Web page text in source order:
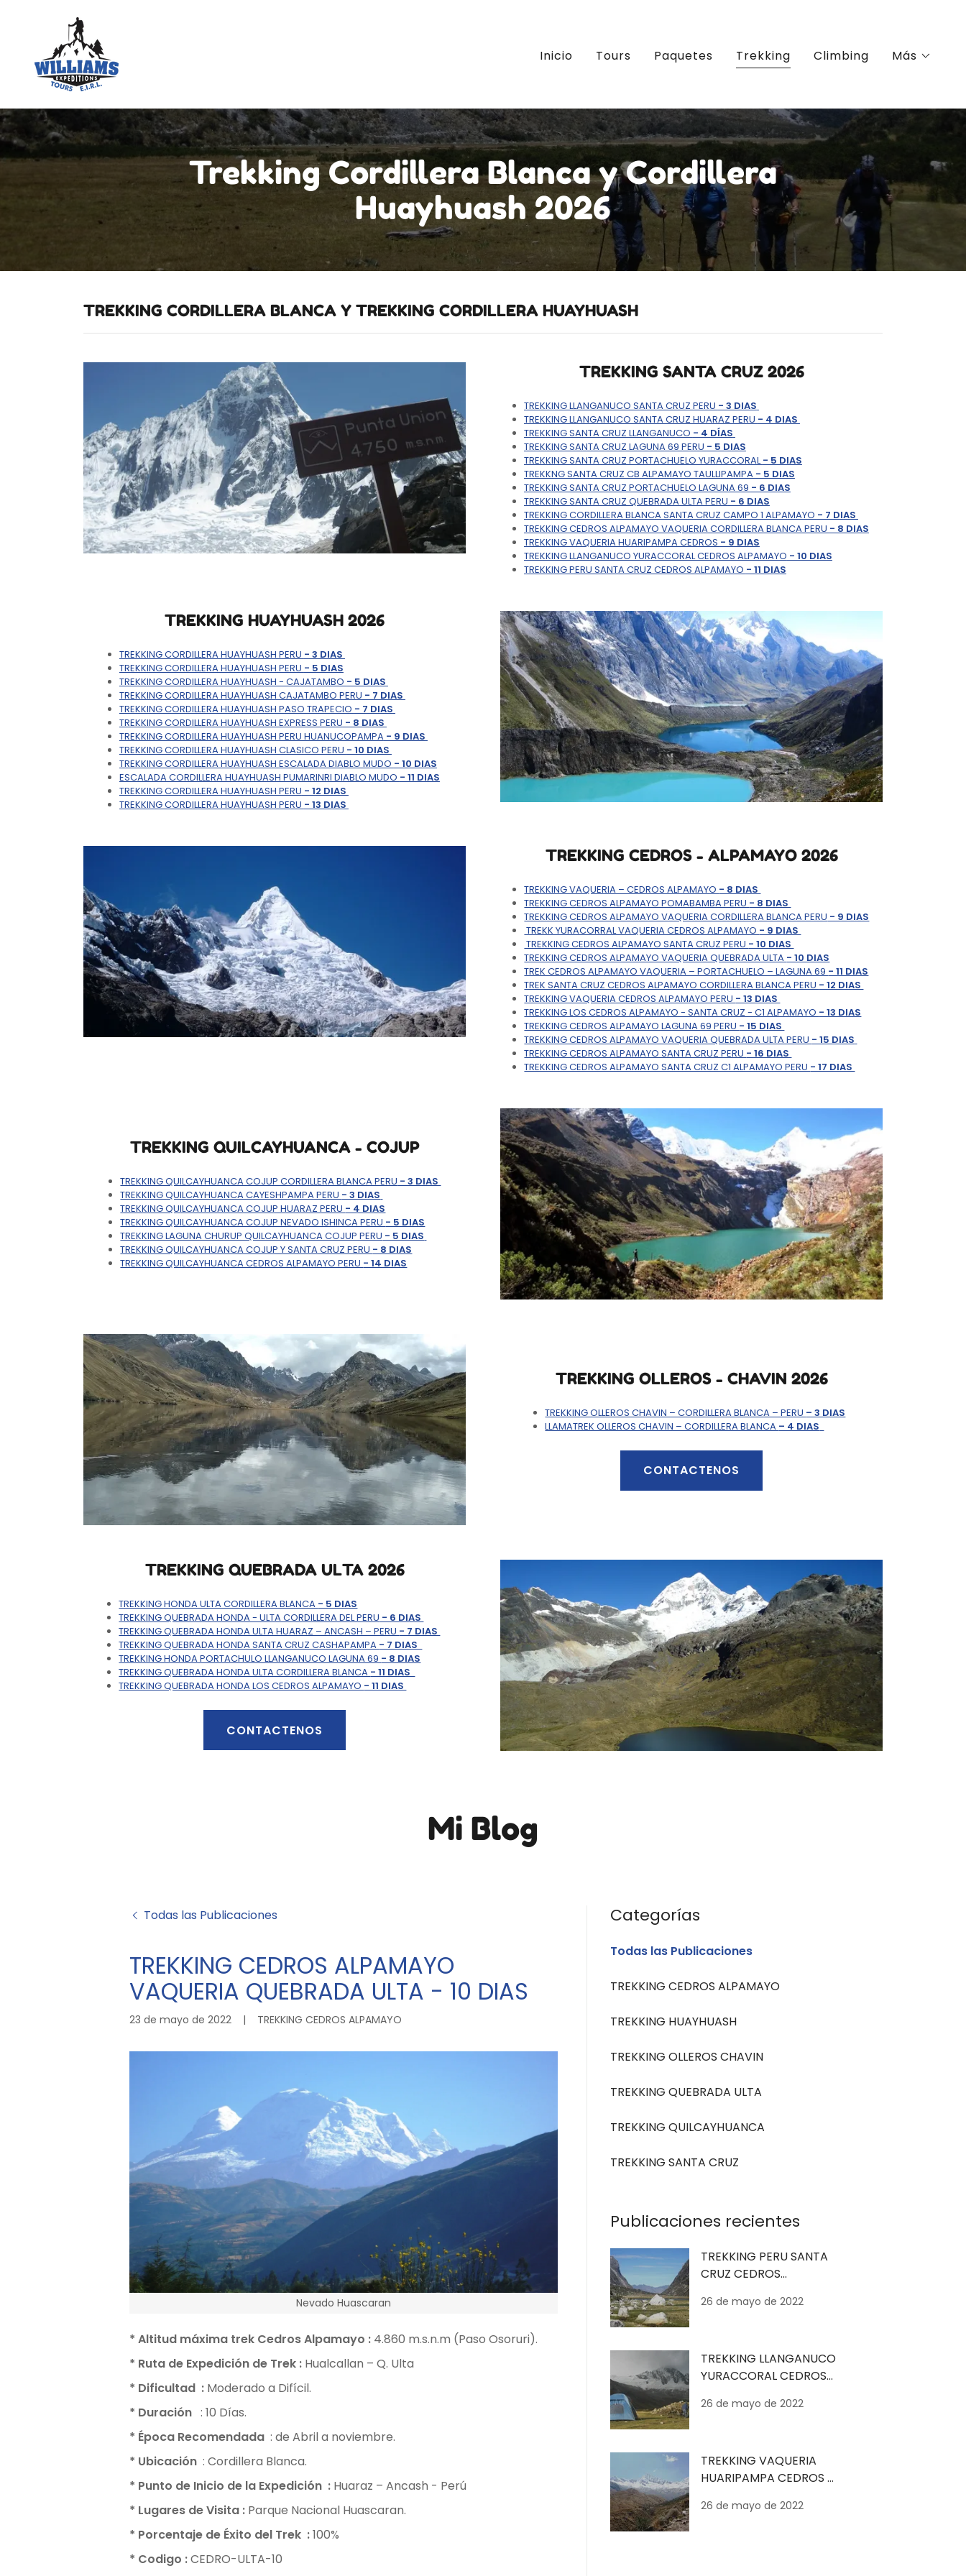
Inicio Tours Paquetes Trekking Climbing Más
Trekking Cordillera Blanca y Cordillera
Huayhuash 2026
TREKKING CORDILLERA BLANCA Y TREKKING CORDILLERA HUAYHUASH
TREKKING SANTA CRUZ 2026
TREKKING LLANGANUCO SANTA CRUZ PERU - 3 DIAS
TREKKING LLANGANUCO SANTA CRUZ HUARAZ PERU - 4 DIAS
TREKKING SANTA CRUZ LLANGANUCO - 4 DÍAS
TREKKING SANTA CRUZ LAGUNA 69 PERU - 5 DIAS
TREKKING SANTA CRUZ PORTACHUELO YURACCORAL- 5 DIAS
TREKKNG SANTA CRUZ CB ALPAMAYO TAULLIPAMPA - 5 DIAS
TREKKING SANTA CRUZ PORTACHUELO LAGUNA 69 - 6 DIAS
TREKKING SANTA CRUZ QUEBRADA ULTA PERU - 6 DIAS
TREKKING CORDILLERA BLANCA SANTA CRUZ CAMPO 1 ALPAMAYO - 7 DIAS
TREKKING CEDROS ALPAMAYO VAQUERIA CORDILLERA BLANCA PERU - 8 DIAS
TREKKING VAQUERIA HUARIPAMPA CEDROS - 9 DIAS
TREKKING LLANGANUCO YURACCORAL CEDROS ALPAMAYO - 10 DIAS
TREKKING PERU SANTA CRUZ CEDROS ALPAMAYO - 11 DIAS
TREKKING HUAYHUASH 2026
TREKKING CORDILLERA HUAYHUASH PERU - 3 DIAS
TREKKING CORDILLERA HUAYHUASH PERU - 5 DIAS
TREKKING CORDILLERA HUAYHUASH - CAJATAMBO - 5 DIAS
TREKKING CORDILLERA HUAYHUASH CAJATAMBO PERU - 7 DIAS
TREKKING CORDILLERA HUAYHUASH PASO TRAPECIO - 7 DIAS
TREKKING CORDILLERA HUAYHUASH EXPRESS PERU - 8 DIAS
TREKKING CORDILLERA HUAYHUASH PERU HUANUCOPAMPA- 9 DIAS
TREKKING CORDILLERA HUAYHUASH CLASICO PERU - 10 DIAS
TREKKING CORDILLERA HUAYHUASH ESCALADA DIABLO MUDO - 10 DIAS
ESCALADA CORDILLERA HUAYHUASH PUMARINRI DIABLO MUDO - 11 DIAS
TREKKING CORDILLERA HUAYHUASH PERU - 12 DIAS
TREKKING CORDILLERA HUAYHUASH PERU - 13 DIAS
TREKKING CEDROS - ALPAMAYO 2026
TREKKING VAQUERIA – CEDROS ALPAMAYO - 8 DIAS
TREKKING CEDROS ALPAMAYO POMABAMBA PERU - 8 DIAS
TREKKING CEDROS ALPAMAYO VAQUERIA CORDILLERA BLANCA PERU - 9 DIAS
TREKK YURACORRAL VAQUERIA CEDROS ALPAMAYO - 9 DIAS
TREKKING CEDROS ALPAMAYO SANTA CRUZ PERU - 10 DIAS
TREKKING CEDROS ALPAMAYO VAQUERIA QUEBRADA ULTA - 10 DIAS
TREK CEDROS ALPAMAYO VAQUERIA – PORTACHUELO – LAGUNA 69 - 11 DIAS
TREK SANTA CRUZ CEDROS ALPAMAYO CORDILLERA BLANCA PERU - 12 DIAS
TREKKING VAQUERIA CEDROS ALPAMAYO PERU - 13 DIAS
TREKKING LOS CEDROS ALPAMAYO - SANTA CRUZ - C1 ALPAMAYO - 13 DIAS
TREKKING CEDROS ALPAMAYO LAGUNA 69 PERU - 15 DIAS
TREKKING CEDROS ALPAMAYO VAQUERIA QUEBRADA ULTA PERU - 15 DIAS
TREKKING CEDROS ALPAMAYO SANTA CRUZ PERU - 16 DIAS
TREKKING CEDROS ALPAMAYO SANTA CRUZ C1 ALPAMAYO PERU - 17 DIAS
TREKKING QUILCAYHUANCA - COJUP
TREKKING QUILCAYHUANCA COJUP CORDILLERA BLANCA PERU - 3 DIAS
TREKKING QUILCAYHUANCA CAYESHPAMPA PERU - 3 DIAS
TREKKING QUILCAYHUANCA COJUP HUARAZ PERU - 4 DIAS
TREKKING QUILCAYHUANCA COJUP NEVADO ISHINCA PERU - 5 DIAS
TREKKING LAGUNA CHURUP QUILCAYHUANCA COJUP PERU - 5 DIAS
TREKKING QUILCAYHUANCA COJUP Y SANTA CRUZ PERU - 8 DIAS
TREKKING QUILCAYHUANCA CEDROS ALPAMAYO PERU - 14 DIAS
TREKKING OLLEROS - CHAVIN 2026
TREKKING OLLEROS CHAVIN – CORDILLERA BLANCA – PERU – 3 DIAS
LLAMATREK OLLEROS CHAVIN – CORDILLERA BLANCA – 4 DIAS
CONTACTENOS
TREKKING QUEBRADA ULTA 2026
TREKKING HONDA ULTA CORDILLERA BLANCA - 5 DIAS
TREKKING QUEBRADA HONDA - ULTA CORDILLERA DEL PERU - 6 DIAS
TREKKING QUEBRADA HONDA ULTA HUARAZ – ANCASH – PERU - 7 DIAS
TREKKING QUEBRADA HONDA SANTA CRUZ CASHAPAMPA - 7 DIAS
TREKKING HONDA PORTACHULO LLANGANUCO LAGUNA 69 - 8 DIAS
TREKKING QUEBRADA HONDA ULTA CORDILLERA BLANCA - 11 DIAS
TREKKING QUEBRADA HONDA LOS CEDROS ALPAMAYO - 11 DIAS
CONTACTENOS
Mi Blog
Todas las Publicaciones
TREKKING CEDROS ALPAMAYO
VAQUERIA QUEBRADA ULTA - 10 DIAS
23 de mayo de 2022 | TREKKING CEDROS ALPAMAYO
Nevado Huascaran
* Altitud máxima trek Cedros Alpamayo : 4.860 m.s.n.m (Paso Osoruri).
* Ruta de Expedición de Trek : Hualcallan – Q. Ulta
* Dificultad : Moderado a Difícil.
* Duración : 10 Días.
* Época Recomendada : de Abril a noviembre.
* Ubicación : Cordillera Blanca.
* Punto de Inicio de la Expedición : Huaraz – Ancash - Perú
* Lugares de Visita : Parque Nacional Huascaran.
* Porcentaje de Éxito del Trek :100%
* Codigo :CEDRO-ULTA-10
Categorías
Todas las Publicaciones
TREKKING CEDROS ALPAMAYO
TREKKING HUAYHUASH
TREKKING OLLEROS CHAVIN
TREKKING QUEBRADA ULTA
TREKKING QUILCAYHUANCA
TREKKING SANTA CRUZ
Publicaciones recientes
TREKKING PERU SANTA
CRUZ CEDROS
26 de mayo de 2022
TREKKING LLANGANUCO
YURACCORAL CEDROS
26 de mayo de 2022
TREKKING VAQUERIA
HUARIPAMPA CEDROS -
26 de mayo de 2022